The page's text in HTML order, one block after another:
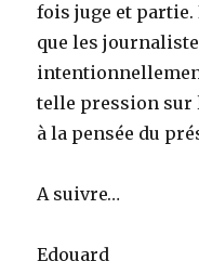
fois juge et
que les
telle pression sur
à la pensée du
A suivre…
Edouard